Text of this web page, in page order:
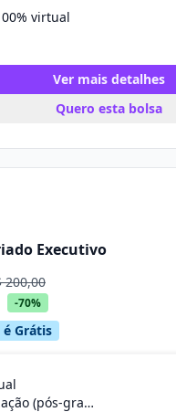
virtual
Ver mais detalhes
Quero esta bolsa
Executivo
200,00
-70%
é Grátis
Especialização (pós-graduação)